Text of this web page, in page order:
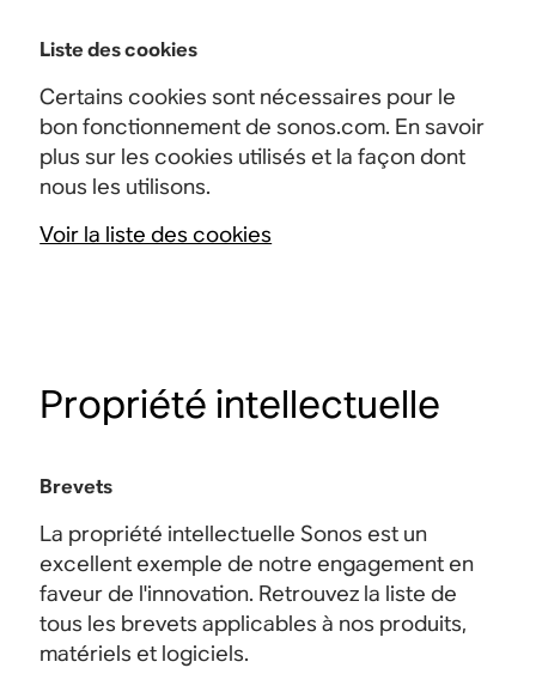
Liste des cookies
Certains cookies sont nécessaires pour le
bon fonctionnement de sonos.com. En savoir
plus sur les cookies utilisés et la façon dont
nous les utilisons.
Voir la liste des cookies
Propriété intellectuelle
Brevets
La propriété intellectuelle Sonos est un
excellent exemple de notre engagement en
faveur de l'innovation. Retrouvez la liste de
tous les brevets applicables à nos produits,
matériels et logiciels.